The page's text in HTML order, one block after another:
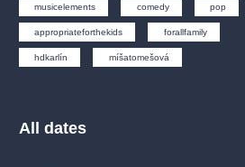
musicelements comedy pop
appropriateforthekids forallfamily
hdkarlín míšatomešová
All dates
filmmusic thestateopera rudolfinum
nationaltheatre drama